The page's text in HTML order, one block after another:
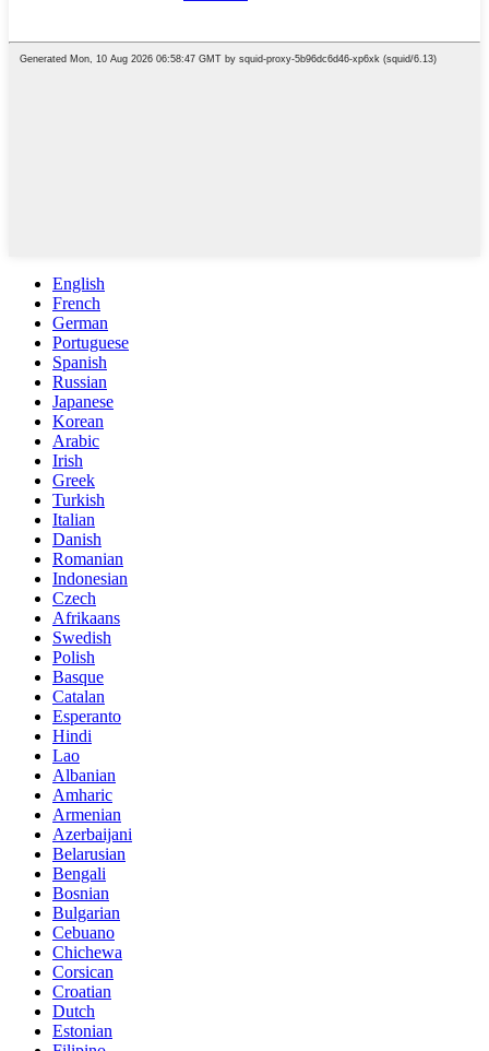
English
French
German
Portuguese
Spanish
Russian
Japanese
Korean
Arabic
Irish
Greek
Turkish
Italian
Danish
Romanian
Indonesian
Czech
Afrikaans
Swedish
Polish
Basque
Catalan
Esperanto
Hindi
Lao
Albanian
Amharic
Armenian
Azerbaijani
Belarusian
Bengali
Bosnian
Bulgarian
Cebuano
Chichewa
Corsican
Croatian
Dutch
Estonian